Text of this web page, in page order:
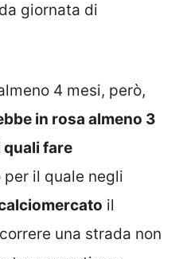
giornata di
4 mesi, però,
in rosa almeno 3
quali fare
per il quale negli
il
una strada non